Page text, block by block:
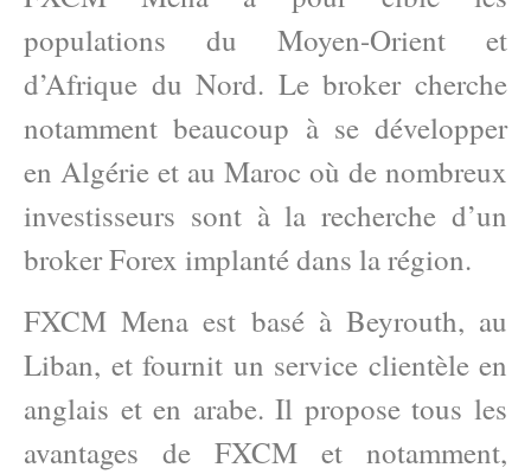
populations du Moyen-Orient et
d’Afrique du Nord. Le broker cherche
notamment beaucoup à se développer
en Algérie et au Maroc où de nombreux
investisseurs sont à la recherche d’un
broker Forex implanté dans la région.
FXCM Mena est basé à Beyrouth, au
Liban, et fournit un service clientèle en
anglais et en arabe. Il propose tous les
avantages de FXCM et notamment,